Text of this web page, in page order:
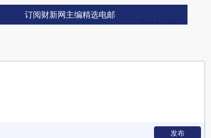
订阅财新网主编精选电邮
发布